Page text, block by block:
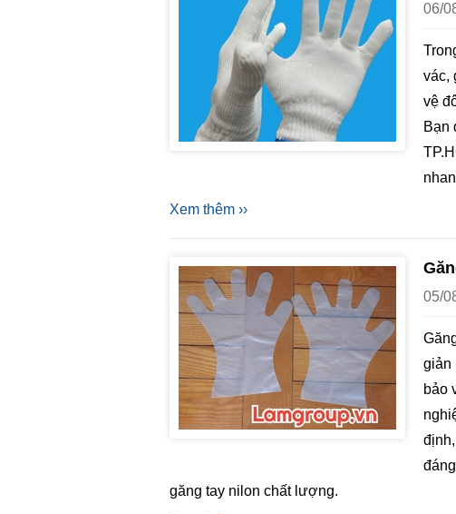
06/
vác,
vệ
Bạn
Xem thêm ››
05/
giản
bảo
găng tay nilon chất lượng.